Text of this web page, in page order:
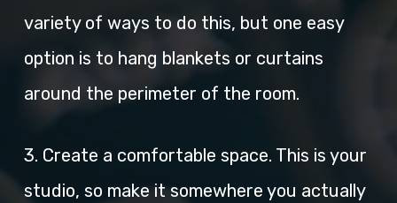
variety of ways to do this, but one easy
option is to hang blankets or curtains
around the perimeter of the room.
3. Create a comfortable space. This is your
studio, so make it somewhere you actually